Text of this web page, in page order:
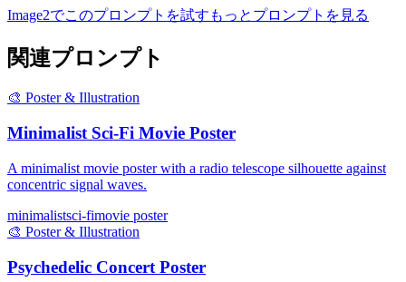
Image2でこのプロンプトを試す もっとプロンプトを見る
関連プロンプト
🎨 Poster & Illustration
Minimalist Sci-Fi Movie Poster
A minimalist movie poster with a radio telescope silhouette against
concentric signal waves.
minimalistsci-fimovie poster
🎨 Poster & Illustration
Psychedelic Concert Poster